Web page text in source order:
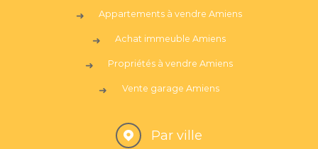
Appartements à vendre Amiens
Achat immeuble Amiens
Propriétés à vendre Amiens
Vente garage Amiens
Par ville